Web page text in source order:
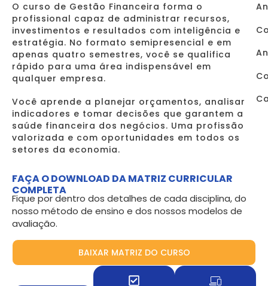
O curso de Gestão Financeira forma o
profissional capaz de administrar recursos,
investimentos e resultados com inteligência e
estratégia. No formato semipresencial e em
apenas quatro semestres, você se qualifica
rápido para uma área indispensável em
qualquer empresa.
Você aprende a planejar orçamentos, analisar
indicadores e tomar decisões que garantem a
saúde financeira dos negócios. Uma profissão
valorizada e com oportunidades em todos os
setores da economia.
FAÇA O DOWNLOAD DA MATRIZ CURRICULAR
COMPLETA
Fique por dentro dos detalhes de cada disciplina, do
nosso método de ensino e dos nossos modelos de
avaliação.
BAIXAR MATRIZ DO CURSO